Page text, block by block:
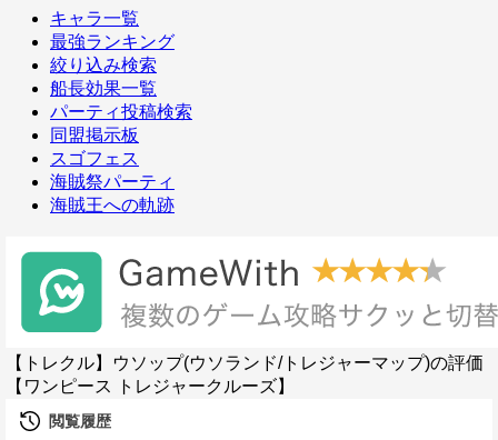
キャラ一覧
最強ランキング
絞り込み検索
船長効果一覧
パーティ投稿検索
同盟掲示板
スゴフェス
海賊祭パーティ
海賊王への軌跡
【トレクル】ウソップ(ウソランド/トレジャーマップ)の評価
【ワンピース トレジャークルーズ】